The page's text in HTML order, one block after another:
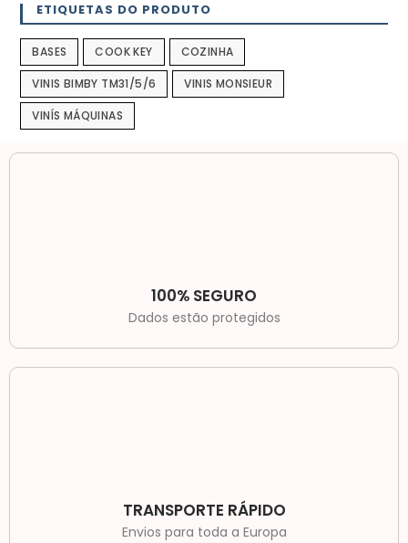
ETIQUETAS DO PRODUTO
BASES COOK KEY COZINHA
VINIS BIMBY TM31/5/6 VINIS MONSIEUR
VINÍS MÁQUINAS
100% SEGURO
Dados estão protegidos
TRANSPORTE RÁPIDO
Envios para toda a Europa